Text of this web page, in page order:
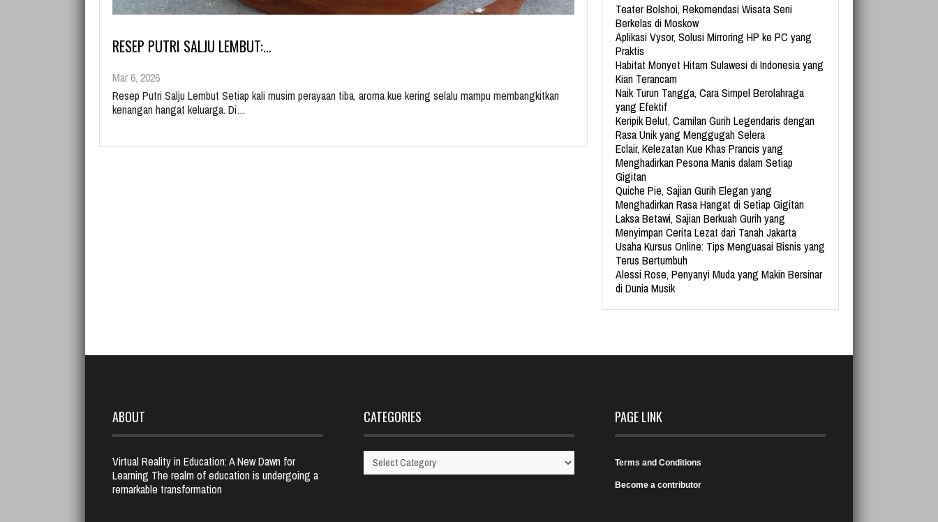
RESEP PUTRI SALJU LEMBUT:…
Mar 6, 2026
Resep Putri Salju Lembut Setiap kali musim perayaan tiba, aroma kue kering selalu mampu membangkitkan
kenangan hangat keluarga. Di…
Teater Bolshoi, Rekomendasi Wisata Seni
Berkelas di Moskow
Aplikasi Vysor, Solusi Mirroring HP ke PC yang
Praktis
Habitat Monyet Hitam Sulawesi di Indonesia yang
Kian Terancam
Naik Turun Tangga, Cara Simpel Berolahraga
yang Efektif
Keripik Belut, Camilan Gurih Legendaris dengan
Rasa Unik yang Menggugah Selera
Eclair, Kelezatan Kue Khas Prancis yang
Menghadirkan Pesona Manis dalam Setiap
Gigitan
Quiche Pie, Sajian Gurih Elegan yang
Menghadirkan Rasa Hangat di Setiap Gigitan
Laksa Betawi, Sajian Berkuah Gurih yang
Menyimpan Cerita Lezat dari Tanah Jakarta
Usaha Kursus Online: Tips Menguasai Bisnis yang
Terus Bertumbuh
Alessi Rose, Penyanyi Muda yang Makin Bersinar
di Dunia Musik
ABOUT
Virtual Reality in Education: A New Dawn for
Learning The realm of education is undergoing a
remarkable transformation
CATEGORIES
Categories
PAGE LINK
Terms and Conditions
Become a contributor